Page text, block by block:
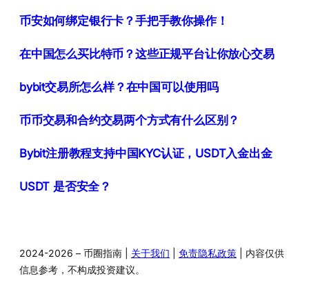
币安如何绑定银行卡？手把手教你操作！
在中国怎么买比特币？这些正规平台让你放心交易
bybit交易所怎么样？在中国可以使用吗
币币交易和合约交易两个方式有什么区别？
Bybit注册教程支持中国KYC认证，USDT入金出金
USDT 是否安全？
2024-2026 – 币圈指南 | 关于我们 免责隐私政策 | 内容仅供
信息参考，不构成投资建议。